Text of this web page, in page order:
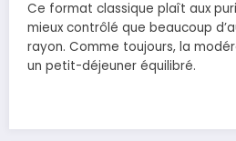
Ce format classique plaît aux
mieux contrôlé que beaucoup
rayon. Comme toujours, la
un petit-déjeuner équilibré.